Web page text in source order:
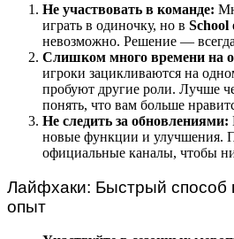
Не участвовать в команде:
играть в одиночку, но в School
невозможно. Решение —
Слишком много времени на
игроки зацикливаются на
пробуют другие роли. Лучше
понять, что вам больше
Не следить за обновлениями:
новые функции и улучшения.
официальные каналы, чтобы
Лайфхаки: Быстрый способ
опыт